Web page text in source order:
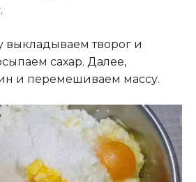
выкладываем творог и
сахар. Далее,
и перемешиваем массу.